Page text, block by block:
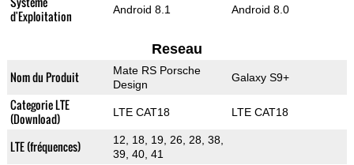
d'Exploitation
Android 8.1 Android 8.0
Reseau
Nom du Produit
Mate RS Porsche
Design
Galaxy S9+
Categorie LTE
(Download)
LTE CAT18 LTE CAT18
LTE (fréquences)
12, 18, 19, 26, 28, 38,
39, 40, 41